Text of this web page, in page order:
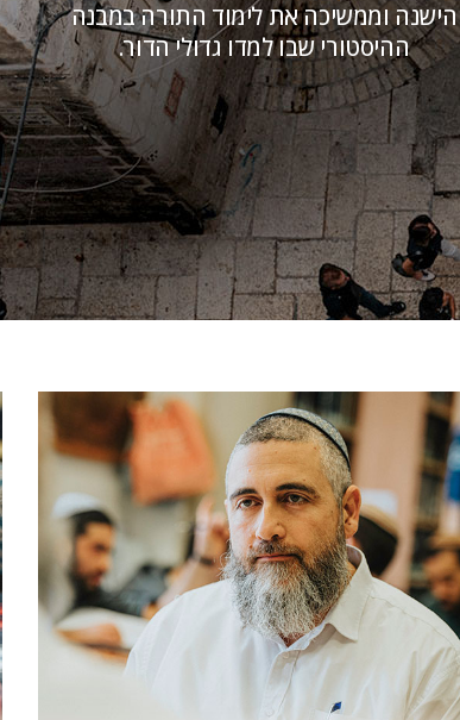
הישנה וממשיכה את לימוד התורה במבנה
ההיסטורי שבו למדו גדולי הדור.